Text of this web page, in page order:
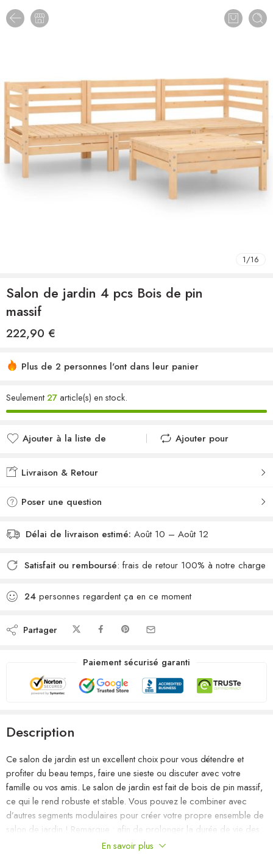
1/16
Salon de jardin 4 pcs Bois de pin
massif
222,90 €
Plus de 2 personnes l'ont dans leur panier
Seulement27article(s) en stock.
Ajouter à la liste de
Ajouté à la liste de
Ajouter pour
Livraison & Retour
Poser une question
Délai de livraison estimé: Août 10 – Août 12
Satisfait ou remboursé: frais de retour 100% à notre charge
24 personnes regardent ça en ce moment
Partager
Paiement sécurisé garanti
Description
Ce salon de jardin est un excellent choix pour vous détendre et
profiter du beau temps, faire une sieste ou discuter avec votre
famille ou vos amis. Le salon de jardin est fait de bois de pin massif,
ce qui le rend robuste et stable. Vous pouvez le combiner avec
d’autres segments modulaires pour créer votre propre ensemble de
salon de jardin ! Remarque : afin de prolonger la durée de vie des
meubles d’extérieur, nous vous recommandons de les protéger avec
En savoir plus